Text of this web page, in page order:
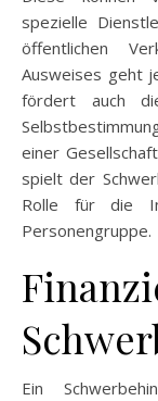
spezielle
öffentlichen
Ausweises geht
fördert auch
einer
spielt der
Rolle für die
Personengruppe.
Ein